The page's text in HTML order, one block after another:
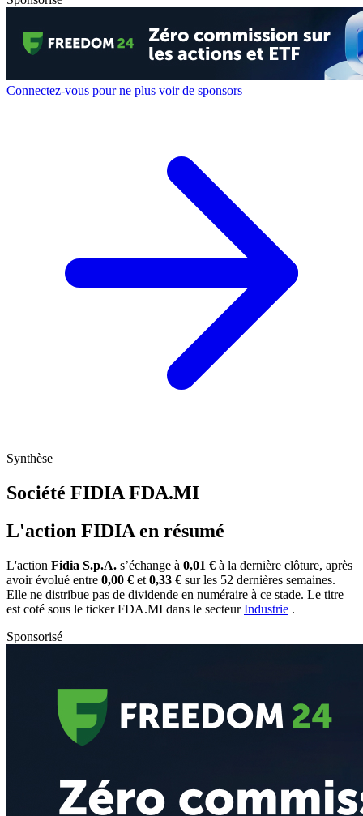
Connectez-vous pour ne plus voir de sponsors
Synthèse
Société FIDIA FDA.MI
L'action FIDIA en résumé
L'action Fidia S.p.A. s’échange à 0,01 € à la dernière clôture, après
avoir évolué entre 0,00 € et 0,33 € sur les 52 dernières semaines.
Elle ne distribue pas de dividende en numéraire à ce stade. Le titre
est coté sous le tickerFDA.MI dans le secteurIndustrie .
Sponsorisé